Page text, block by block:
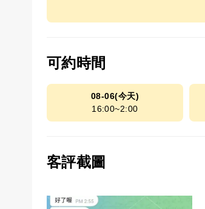
可約時間
08-06(今天)
16:00~2:00
客評截圖